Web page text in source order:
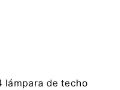
lámpara de techo